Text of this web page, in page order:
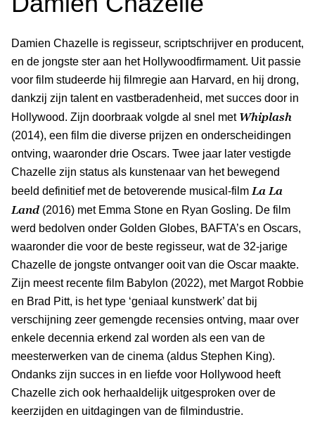
Damien Chazelle is regisseur, scriptschrijver en producent,
en de jongste ster aan het Hollywoodfirmament. Uit passie
voor film studeerde hij filmregie aan Harvard, en hij drong,
dankzij zijn talent en vastberadenheid, met succes door in
Hollywood. Zijn doorbraak volgde al snel met Whiplash
(2014), een film die diverse prijzen en onderscheidingen
ontving, waaronder drie Oscars. Twee jaar later vestigde
Chazelle zijn status als kunstenaar van het bewegend
beeld definitief met de betoverende musical-film La La
Land (2016) met Emma Stone en Ryan Gosling. De film
werd bedolven onder Golden Globes, BAFTA’s en Oscars,
waaronder die voor de beste regisseur, wat de 32-jarige
Chazelle de jongste ontvanger ooit van die Oscar maakte.
Zijn meest recente film Babylon (2022), met Margot Robbie
en Brad Pitt, is het type ‘geniaal kunstwerk’ dat bij
verschijning zeer gemengde recensies ontving, maar over
enkele decennia erkend zal worden als een van de
meesterwerken van de cinema (aldus Stephen King).
Ondanks zijn succes in en liefde voor Hollywood heeft
Chazelle zich ook herhaaldelijk uitgesproken over de
keerzijden en uitdagingen van de filmindustrie.